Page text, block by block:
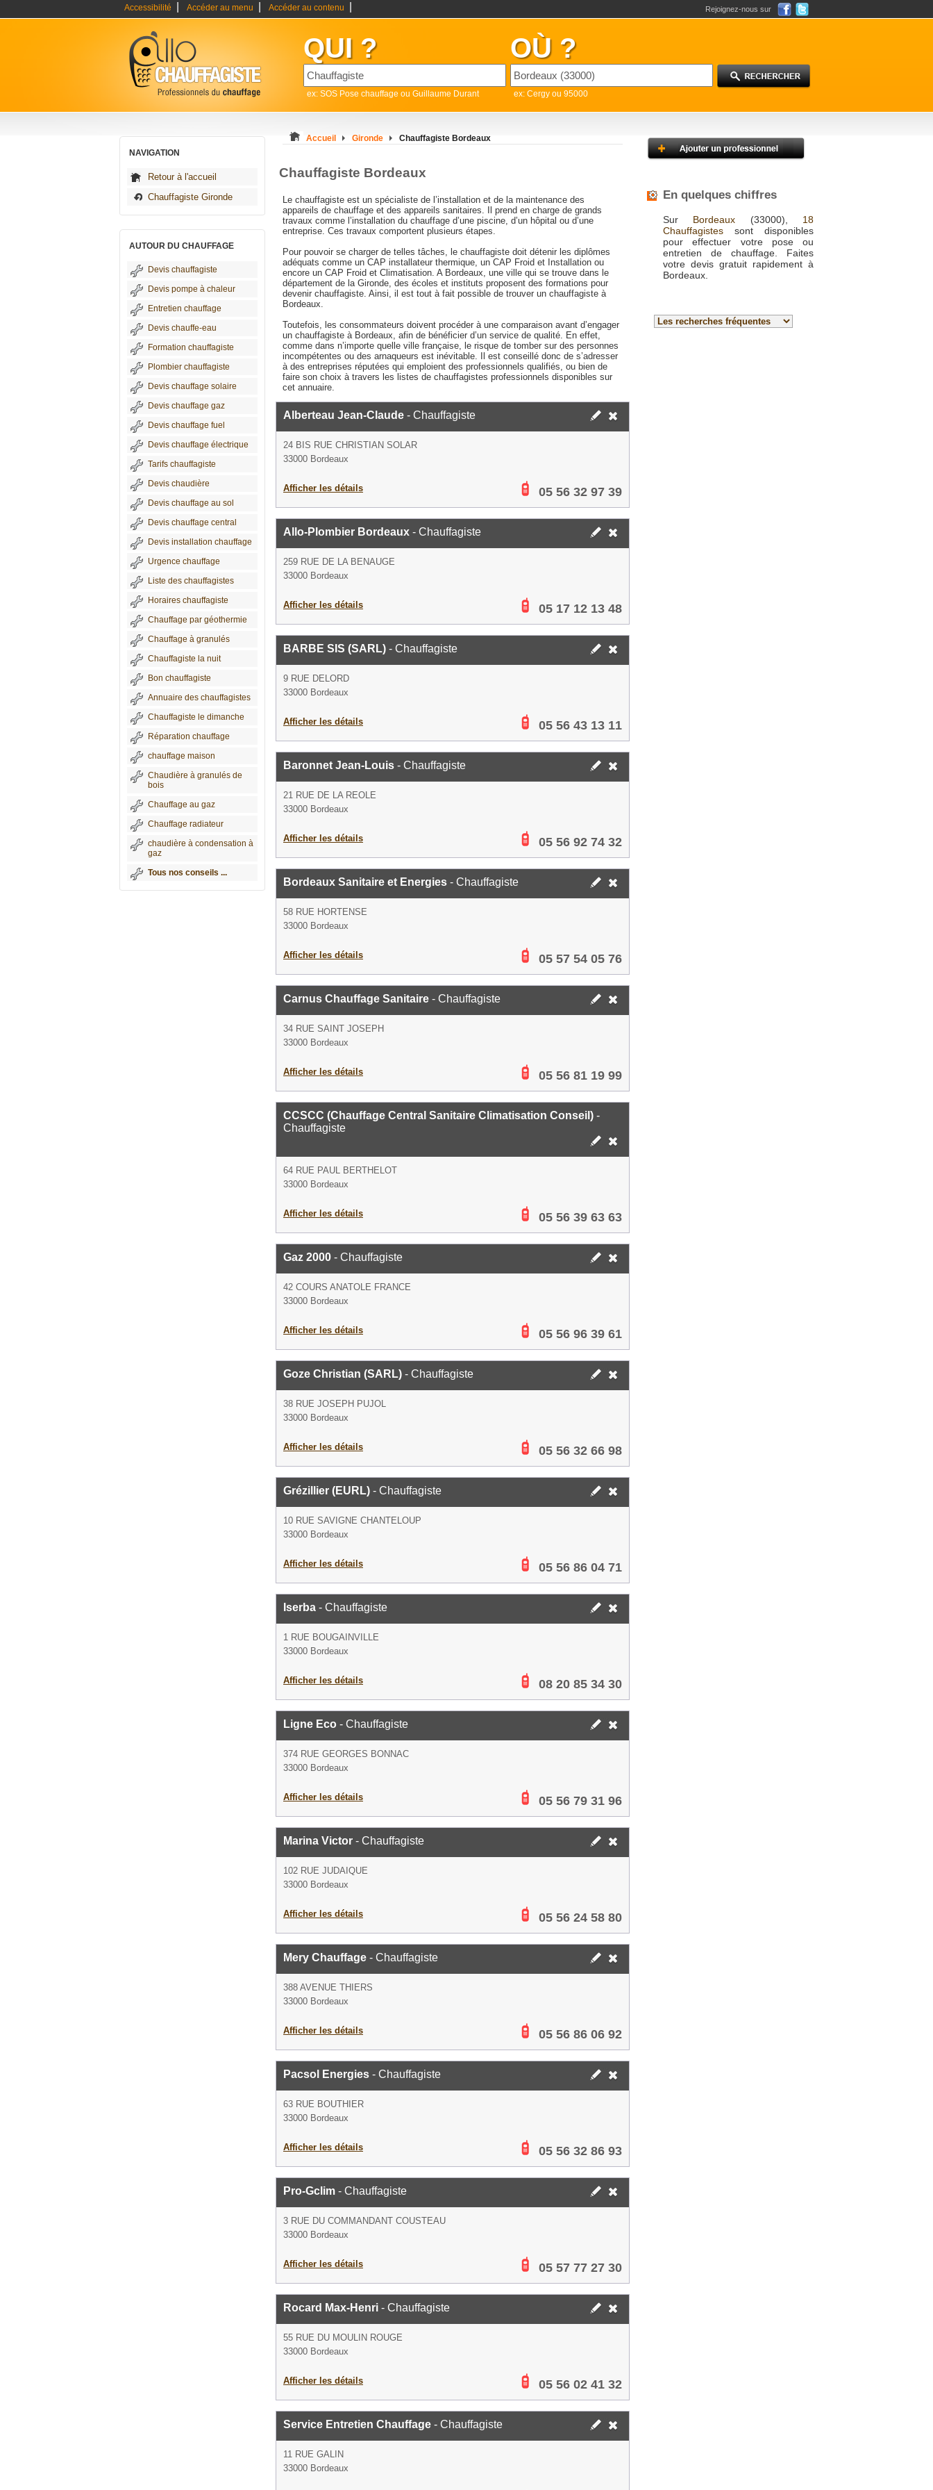
Accessibilité Accéder au menu Accéder au contenu Rejoignez-nous sur
QUI ?
ex: SOS Pose chauffage ou Guillaume Durant
OÙ ?
ex: Cergy ou 95000
NAVIGATION
Retour à l'accueil
Chauffagiste Gironde
AUTOUR DU CHAUFFAGE
Devis chauffagiste
Devis pompe à chaleur
Entretien chauffage
Devis chauffe-eau
Formation chauffagiste
Plombier chauffagiste
Devis chauffage solaire
Devis chauffage gaz
Devis chauffage fuel
Devis chauffage électrique
Tarifs chauffagiste
Devis chaudière
Devis chauffage au sol
Devis chauffage central
Devis installation chauffage
Urgence chauffage
Liste des chauffagistes
Horaires chauffagiste
Chauffage par géothermie
Chauffage à granulés
Chauffagiste la nuit
Bon chauffagiste
Annuaire des chauffagistes
Chauffagiste le dimanche
Réparation chauffage
chauffage maison
Chaudière à granulés de
bois
Chauffage au gaz
Chauffage radiateur
chaudière à condensation à
gaz
Tous nos conseils ...
Accueil Gironde Chauffagiste Bordeaux
Chauffagiste Bordeaux
Le chauffagiste est un spécialiste de l’installation et de la maintenance des
appareils de chauffage et des appareils sanitaires. Il prend en charge de grands
travaux comme l’installation du chauffage d’une piscine, d’un hôpital ou d’une
entreprise. Ces travaux comportent plusieurs étapes.
Pour pouvoir se charger de telles tâches, le chauffagiste doit détenir les diplômes
adéquats comme un CAP installateur thermique, un CAP Froid et Installation ou
encore un CAP Froid et Climatisation. A Bordeaux, une ville qui se trouve dans le
département de la Gironde, des écoles et instituts proposent des formations pour
devenir chauffagiste. Ainsi, il est tout à fait possible de trouver un chauffagiste à
Bordeaux.
Toutefois, les consommateurs doivent procéder à une comparaison avant d’engager
un chauffagiste à Bordeaux, afin de bénéficier d’un service de qualité. En effet,
comme dans n’importe quelle ville française, le risque de tomber sur des personnes
incompétentes ou des arnaqueurs est inévitable. Il est conseillé donc de s’adresser
à des entreprises réputées qui emploient des professionnels qualifiés, ou bien de
faire son choix à travers les listes de chauffagistes professionnels disponibles sur
cet annuaire.
Alberteau Jean-Claude - Chauffagiste
24 BIS RUE CHRISTIAN SOLAR
33000 Bordeaux
Afficher les détails 05 56 32 97 39
Allo-Plombier Bordeaux - Chauffagiste
259 RUE DE LA BENAUGE
33000 Bordeaux
Afficher les détails 05 17 12 13 48
BARBE SIS (SARL) - Chauffagiste
9 RUE DELORD
33000 Bordeaux
Afficher les détails 05 56 43 13 11
Baronnet Jean-Louis - Chauffagiste
21 RUE DE LA REOLE
33000 Bordeaux
Afficher les détails 05 56 92 74 32
Bordeaux Sanitaire et Energies - Chauffagiste
58 RUE HORTENSE
33000 Bordeaux
Afficher les détails 05 57 54 05 76
Carnus Chauffage Sanitaire - Chauffagiste
34 RUE SAINT JOSEPH
33000 Bordeaux
Afficher les détails 05 56 81 19 99
CCSCC (Chauffage Central Sanitaire Climatisation Conseil) -
Chauffagiste
64 RUE PAUL BERTHELOT
33000 Bordeaux
Afficher les détails 05 56 39 63 63
Gaz 2000 - Chauffagiste
42 COURS ANATOLE FRANCE
33000 Bordeaux
Afficher les détails 05 56 96 39 61
Goze Christian (SARL) - Chauffagiste
38 RUE JOSEPH PUJOL
33000 Bordeaux
Afficher les détails 05 56 32 66 98
Grézillier (EURL) - Chauffagiste
10 RUE SAVIGNE CHANTELOUP
33000 Bordeaux
Afficher les détails 05 56 86 04 71
Iserba - Chauffagiste
1 RUE BOUGAINVILLE
33000 Bordeaux
Afficher les détails 08 20 85 34 30
Ligne Eco - Chauffagiste
374 RUE GEORGES BONNAC
33000 Bordeaux
Afficher les détails 05 56 79 31 96
Marina Victor - Chauffagiste
102 RUE JUDAIQUE
33000 Bordeaux
Afficher les détails 05 56 24 58 80
Mery Chauffage - Chauffagiste
388 AVENUE THIERS
33000 Bordeaux
Afficher les détails 05 56 86 06 92
Pacsol Energies - Chauffagiste
63 RUE BOUTHIER
33000 Bordeaux
Afficher les détails 05 56 32 86 93
Pro-Gclim - Chauffagiste
3 RUE DU COMMANDANT COUSTEAU
33000 Bordeaux
Afficher les détails 05 57 77 27 30
Rocard Max-Henri - Chauffagiste
55 RUE DU MOULIN ROUGE
33000 Bordeaux
Afficher les détails 05 56 02 41 32
Service Entretien Chauffage - Chauffagiste
11 RUE GALIN
33000 Bordeaux
En quelques chiffres
Sur Bordeaux (33000), 18
Chauffagistes sont disponibles
pour effectuer votre pose ou
entretien de chauffage. Faites
votre devis gratuit rapidement à
Bordeaux.